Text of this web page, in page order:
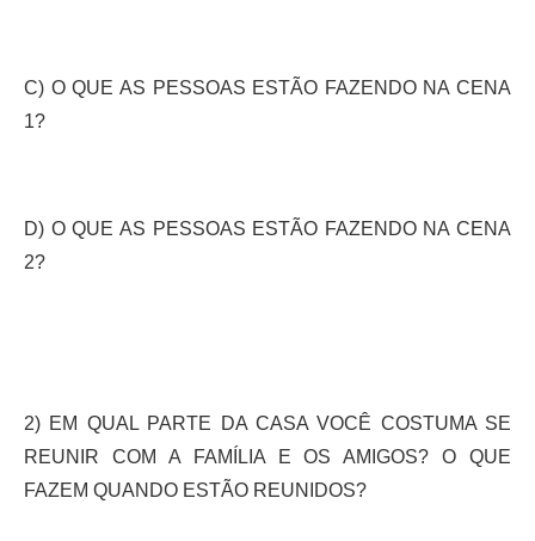
C) O QUE AS PESSOAS ESTÃO FAZENDO NA CENA
1?
D) O QUE AS PESSOAS ESTÃO FAZENDO NA CENA
2?
2) EM QUAL PARTE DA CASA VOCÊ COSTUMA SE
REUNIR COM A FAMÍLIA E OS AMIGOS? O QUE
FAZEM QUANDO ESTÃO REUNIDOS?